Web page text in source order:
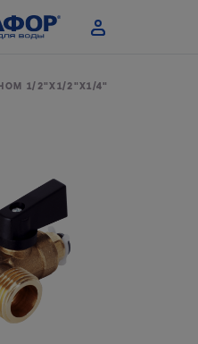
1/2"Х1/2"Х1/4"